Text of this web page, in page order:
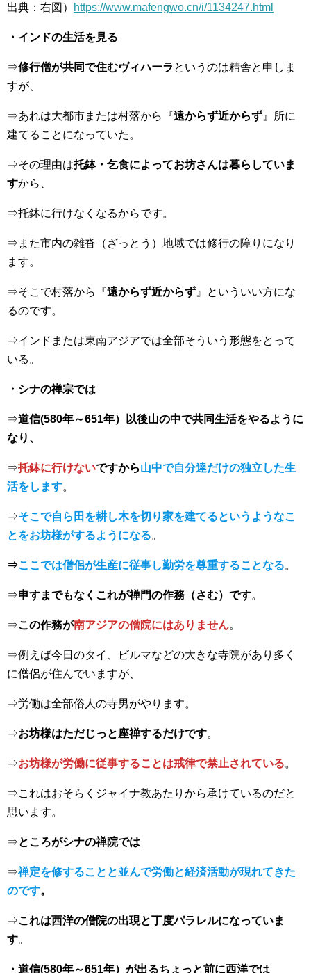
出典：右図） https://www.mafengwo.cn/i/1134247.html
・インドの生活を見る
⇒修行僧が共同で住むヴィハーラ というのは精舎と申しま
すが、
⇒あれは大都市または村落から『遠からず近からず 』所に
建てることになっていた。
⇒その理由は托鉢・乞食によってお坊さんは暮らしていま
すから、
⇒托鉢に行けなくなるからです。
⇒また市内の雑沓（ざっとう）地域では修行の障りになり
ます。
⇒そこで村落から『遠からず近からず 』といういい方にな
るのです。
⇒インドまたは東南アジアでは全部そういう形態をとって
いる。
・シナの禅宗では
⇒道信(580年～651年）以後山の中で共同生活をやるように
なり、
⇒托鉢に行けないですから山中で自分達だけの独立した生
活をします。
⇒そこで自ら田を耕し木を切り家を建てるというようなこ
とをお坊様がするようになる。
⇒ここでは僧侶が生産に従事し勤労を尊重することなる。
⇒申すまでもなくこれが禅門の作務（さむ）です。
⇒この作務が南アジアの僧院にはありません。
⇒例えば今日のタイ、ビルマなどの大きな寺院があり多く
に僧侶が住んでいますが、
⇒労働は全部俗人の寺男がやります。
⇒お坊様はただじっと座禅するだけです。
⇒お坊様が労働に従事することは戒律で禁止されている。
⇒これはおそらくジャイナ教あたりから承けているのだと
思います。
⇒ところがシナの禅院では
⇒禅定を修することと並んで労働と経済活動が現れてきた
のです。
⇒これは西洋の僧院の出現と丁度パラレルになっていま
す。
・道信(580年～651年）が出るちょっと前に西洋では